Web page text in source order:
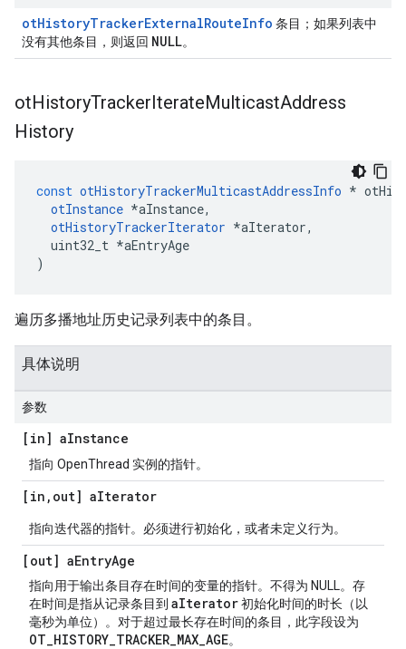
otHistoryTrackerExternalRouteInfo 条目；如果列表中
没有其他条目，则返回 NULL。
otHistoryTrackerIterateMulticastAddress
History
const otHistoryTrackerMulticastAddressInfo *
otInstance *aInstance,
otHistoryTrackerIterator *aIterator,
uint32_t *aEntryAge
)
遍历多播地址历史记录列表中的条目。
具体说明
参数
[in] aInstance
指向 OpenThread 实例的指针。
[in , out] aIterator
指向迭代器的指针。必须进行初始化，或者未定义行为。
[out] aEntryAge
指向用于输出条目存在时间的变量的指针。不得为 NULL。存
在时间是指从记录条目到 aIterator初始化时间的时长（以
毫秒为单位）。对于超过最长存在时间的条目，此字段设为
OT_HISTORY_TRACKER_MAX_AGE。